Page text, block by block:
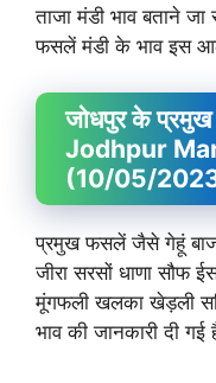
ताजा मंडी भाव बताने
फसलें मंडी के भाव इस
जोधपुर के
Jodhpur
(10/05/
प्रमुख फसलें जैसे गेहूं
जीरा सरसों धाणा सौफ
मूंगफली खलका खेड़ली
भाव की जानकारी दी गई